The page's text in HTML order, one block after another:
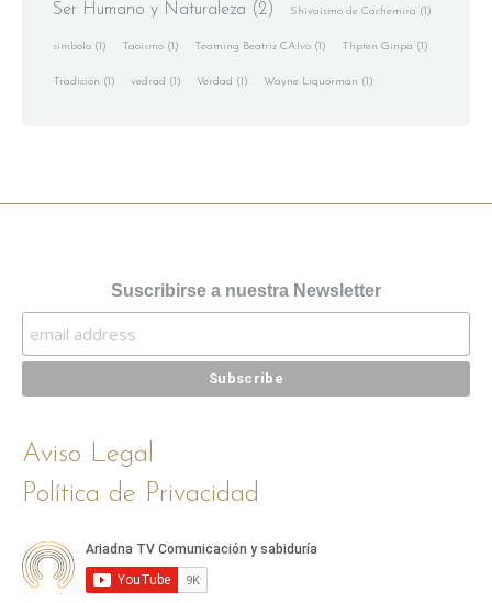
Ser Humano y Naturaleza (2) Shivaísmo de Cachemira (1)
simbolo (1) Taoismo (1) Teaming Beatriz CAlvo (1) Thpten Ginpa (1)
Tradición (1) vedrad (1) Verdad (1) Wayne Liquorman (1)
Suscribirse a nuestra Newsletter
Aviso Legal
Política de Privacidad